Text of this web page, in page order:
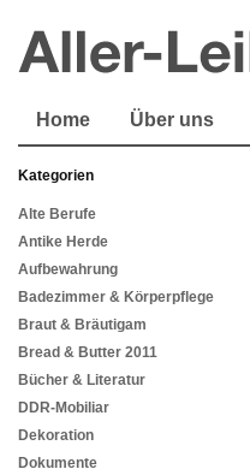
Home Über uns
Kategorien
Alte Berufe
Antike Herde
Aufbewahrung
Badezimmer & Körperpflege
Braut & Bräutigam
Bread & Butter 2011
Bücher & Literatur
DDR-Mobiliar
Dekoration
Dokumente